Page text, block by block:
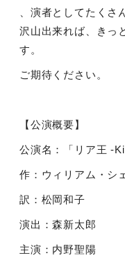
、演者としてたく
沢山出来れば、きっ
す。
ご期待ください。
【公演概要】
公演名：「リア王-
作：ウィリアム・シ
訳：松岡和子
演出：森新太郎
主演：内野聖陽